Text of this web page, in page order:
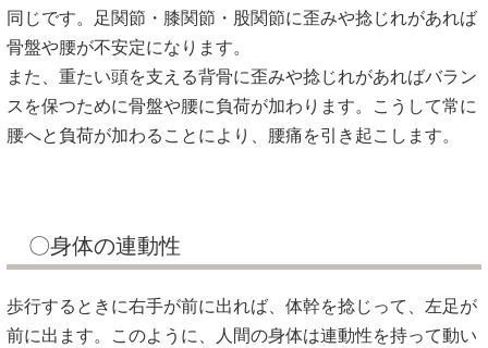
同じです。足関節・膝関節・股関節に歪みや捻じれがあれば
骨盤や腰が不安定になります。
また、重たい頭を支える背骨に歪みや捻じれがあればバラン
スを保つために骨盤や腰に負荷が加わります。こうして常に
腰へと負荷が加わることにより、腰痛を引き起こします。
〇身体の連動性
歩行するときに右手が前に出れば、体幹を捻じって、左足が
前に出ます。このように、人間の身体は連動性を持って動い